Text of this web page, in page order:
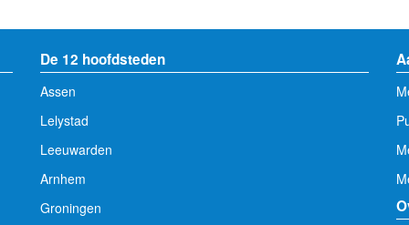
De 12 hoofdsteden
Assen
Lelystad
Leeuwarden
Arnhem
Groningen